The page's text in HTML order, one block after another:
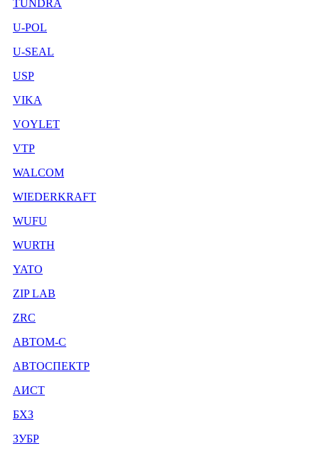
TUNDRA
U-POL
U-SEAL
USP
VIKA
VOYLET
VTP
WALCOM
WIEDERKRAFT
WUFU
WURTH
YATO
ZIP LAB
ZRC
АВТОМ-С
АВТОСПЕКТР
АИСТ
БХЗ
ЗУБР